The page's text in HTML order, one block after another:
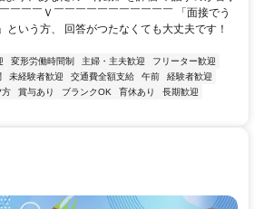
￣￣￣Ｖ￣￣￣￣￣￣￣￣￣￣￣ 「面接でう
いう方、 回答がつたなくても大丈夫です！
変形労働時間制 主婦・主夫歓迎
フリーター歓迎
未経験者歓迎 交通費全額支給 午前
経験者歓迎
方 賞与あり ブランクOK 育休あり
長期歓迎